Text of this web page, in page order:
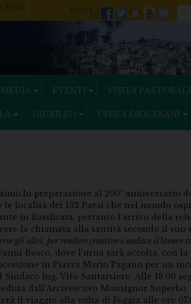
2026
Facebook
Twitter
FeedsYoutube
Mail
MEDIA EVENTI VISITA
GIUBILEO UFFICI DIOCESANI
preparazione al 200° anniversario
località dei 132 Paesi che nel mondo
in Basilicata, pertanto l’arrivo della
la chiamata alla santità secondo il suo
gli altri, per rendere creativo e audace il lavoro
Bosco, dove l’urna sarà accolta, con
in Piazza Mario Pagano per un
Ing. Vito Santarsiero. Alle 18.00
dall’Arcivescovo Monsignor
il viaggio alla volta di Foggia alle ore